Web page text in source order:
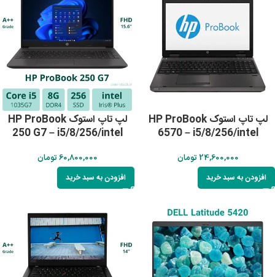
لپ تاپ استوک HP ProBook
6570 – i5/8/256/intel
24,600,000 تومان
افزودن به سبد خرید
لپ تاپ استوک HP ProBook
250 G7 – i5/8/256/intel
60,800,000تومان
افزودن به سبد خرید